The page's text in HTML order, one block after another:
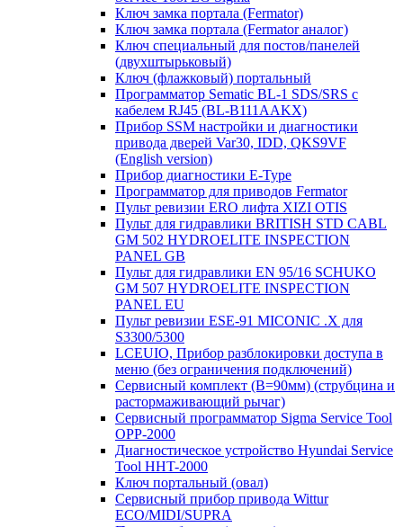
Ключ замка портала (Fermator)
Ключ замка портала (Fermator аналог)
Ключ специальный для постов/панелей
(двухштырьковый)
Ключ (флажковый) портальный
Программатор Sematic BL-1 SDS/SRS с
кабелем RJ45 (BL-B111AAKX)
Прибор SSM настройки и диагностики
привода дверей Var30, IDD, QKS9VF
(English version)
Прибор диагностики E-Type
Программатор для приводов Fermator
Пульт ревизии ERO лифта XIZI OTIS
Пульт для гидравлики BRITISH STD CABL
GM 502 HYDROELITE INSPECTION
PANEL GB
Пульт для гидравлики EN 95/16 SCHUKO
GM 507 HYDROELITE INSPECTION
PANEL EU
Пульт ревизии ESE-91 MICONIC .X для
S3300/5300
LCEUIO, Прибор разблокировки доступа в
меню (без ограничения подключений)
Сервисный комплект (В=90мм) (струбцина и
растормаживающий рычаг)
Сервисный программатор Sigma Service Tool
OPP-2000
Диагностическое устройство Hyundai Service
Tool HHT-2000
Ключ портальный (овал)
Сервисный прибор привода Wittur
ECO/MIDI/SUPRA